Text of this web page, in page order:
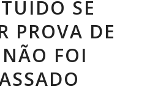
SE
PROVA DE
FOI